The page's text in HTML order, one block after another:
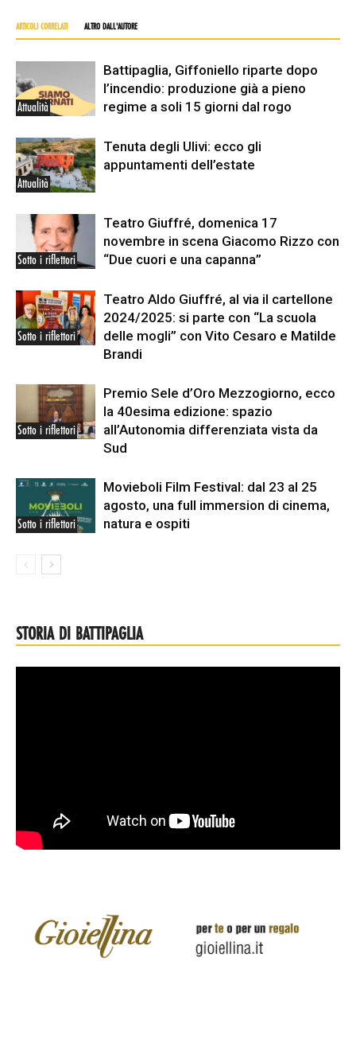
ARTICOLI CORRELATI ALTRO DALL'AUTORE
Attualità
Battipaglia, Giffoniello riparte dopo
l’incendio: produzione già a pieno
regime a soli 15 giorni dal rogo
Attualità
Tenuta degli Ulivi: ecco gli
appuntamenti dell’estate
Sotto i riflettori
Teatro Giuffré, domenica 17
novembre in scena Giacomo Rizzo con
“Due cuori e una capanna”
Sotto i riflettori
Teatro Aldo Giuffré, al via il cartellone
2024/2025: si parte con “La scuola
delle mogli” con Vito Cesaro e Matilde
Brandi
Sotto i riflettori
Premio Sele d’Oro Mezzogiorno, ecco
la 40esima edizione: spazio
all’Autonomia differenziata vista da
Sud
Sotto i riflettori
Movieboli Film Festival: dal 23 al 25
agosto, una full immersion di cinema,
natura e ospiti
STORIA DI BATTIPAGLIA